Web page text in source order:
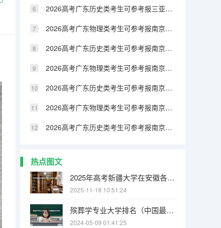
2026高考广东历史类考生可参考报三亚航空旅游职业学院的专业汇总
2026高考广东物理类考生可参考报南京邮电大学通达学院的专业汇总
2026高考广东历史类考生可参考报南京师范大学泰州学院的专业汇总
2026高考广东物理类考生可参考报南京航空航天大学金城学院的专业汇总
2026高考广东历史类考生可参考报南京航空航天大学金城学院的专业汇总
2026高考广东物理类考生可参考报南京工业大学浦江学院的专业汇总
2026高考广东历史类考生可参考报南京工业大学浦江学院的专业汇总
热点图文
2025年高考新疆大学在安徽各批次选科要求有哪些
2025-11-18 10:51:24
殡葬学专业大学排名（中国最好的殡仪大学）
2024-05-09 01:41:25